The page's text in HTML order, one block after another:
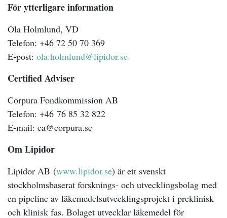
För ytterligare information
Ola Holmlund, VD
Telefon: +46 72 50 70 369
E-post: ola.holmlund@lipidor.se
Certified Adviser
Corpura Fondkommission AB
Telefon: +46 76 85 32 822
E-mail: ca@corpura.se
Om Lipidor
Lipidor AB (www.lipidor.se) är ett svenskt
stockholmsbaserat forsknings- och utvecklingsbolag med
en pipeline av läkemedelsutvecklingsprojekt i preklinisk
och klinisk fas. Bolaget utvecklar läkemedel för